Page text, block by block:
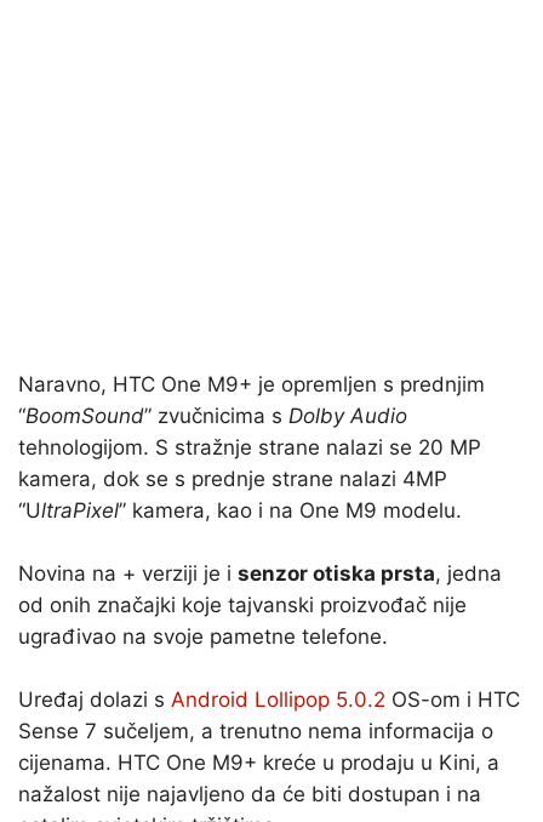
Naravno, HTC One M9+ je opremljen s prednjim
“BoomSound” zvučnicima s Dolby Audio
tehnologijom. S stražnje strane nalazi se 20 MP
kamera, dok se s prednje strane nalazi 4MP
“UltraPixel” kamera, kao i na One M9 modelu.
Novina na + verziji je i senzor otiska prsta, jedna
od onih značajki koje tajvanski proizvođač nije
ugrađivao na svoje pametne telefone.
Uređaj dolazi s Android Lollipop 5.0.2 OS-om i HTC
Sense 7 sučeljem, a trenutno nema informacija o
cijenama. HTC One M9+ kreće u prodaju u Kini, a
nažalost nije najavljeno da će biti dostupan i na